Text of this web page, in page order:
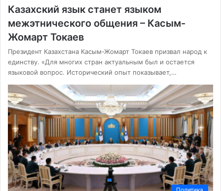
Казахский язык станет языком
межэтнического общения – Касым-
Жомарт Токаев
Президент Казахстана Касым-Жомарт Токаев призвал народ к
единству. «Для многих стран актуальным был и остается
языковой вопрос. Исторический опыт показывает,…